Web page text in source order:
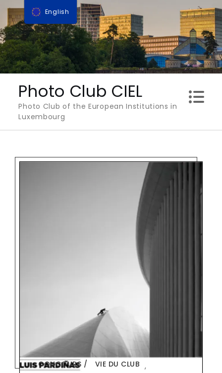
Skip
content
Photo Club CIEL
Photo Club of the European Institutions in
Luxembourg
CONCOURS ,
VIE DU CLUB
English